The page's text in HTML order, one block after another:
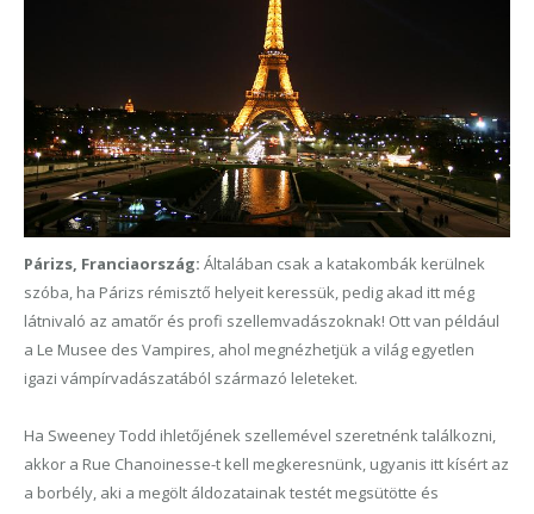
Párizs, Franciaország: Általában csak a katakombák kerülnek
szóba, ha Párizs rémisztő helyeit keressük, pedig akad itt még
látnivaló az amatőr és profi szellemvadászoknak! Ott van például
a Le Musee des Vampires, ahol megnézhetjük a világ egyetlen
igazi vámpírvadászatából származó leleteket.
Ha Sweeney Todd ihletőjének szellemével szeretnénk találkozni,
akkor a Rue Chanoinesse-t kell megkeresnünk, ugyanis itt kísért az
a borbély, aki a megölt áldozatainak testét megsütötte és